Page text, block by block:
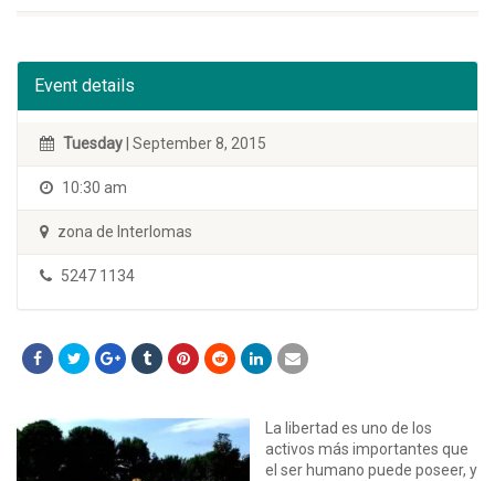
Event details
Tuesday | September 8, 2015
10:30 am
zona de Interlomas
5247 1134
La libertad es uno de los
activos más importantes que
el ser humano puede poseer, y